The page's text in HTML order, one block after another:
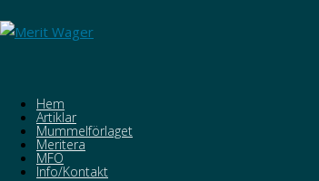
Hem
Artiklar
Mummelförlaget
Meritera
MFO
Info/Kontakt